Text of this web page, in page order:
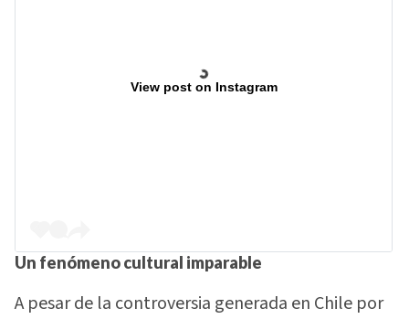
View post on Instagram
Un fenómeno cultural imparable
A pesar de la controversia generada en Chile por